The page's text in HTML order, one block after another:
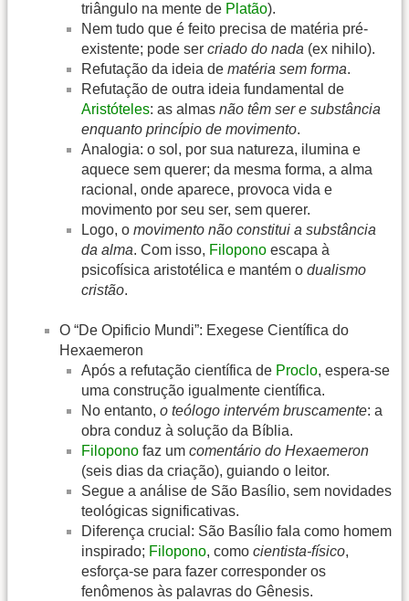
triângulo na mente de Platão).
Nem tudo que é feito precisa de matéria pré-
existente; pode ser criado do nada (ex nihilo).
Refutação da ideia de matéria sem forma.
Refutação de outra ideia fundamental de
Aristóteles: as almas não têm ser e substância
enquanto princípio de movimento.
Analogia: o sol, por sua natureza, ilumina e
aquece sem querer; da mesma forma, a alma
racional, onde aparece, provoca vida e
movimento por seu ser, sem querer.
Logo, o movimento não constitui a substância
da alma. Com isso, Filopono escapa à
psicofísica aristotélica e mantém o dualismo
cristão.
O “De Opificio Mundi”: Exegese Científica do
Hexaemeron
Após a refutação científica de Proclo, espera-se
uma construção igualmente científica.
No entanto, o teólogo intervém bruscamente: a
obra conduz à solução da Bíblia.
Filopono faz um comentário do Hexaemeron
(seis dias da criação), guiando o leitor.
Segue a análise de São Basílio, sem novidades
teológicas significativas.
Diferença crucial: São Basílio fala como homem
inspirado; Filopono, como cientista-físico,
esforça-se para fazer corresponder os
fenômenos às palavras do Gênesis.